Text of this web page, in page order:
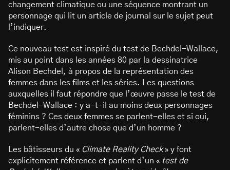
changement climatique ou une séquence montrant un
personnage qui lit un article de journal sur le sujet peut
l’indiquer.
Ce nouveau test est inspiré du test de Bechdel-Wallace,
mis au point dans les années 80 par la dessinatrice
Alison Bechdel, à propos de la représentation des
femmes dans les films et les séries. Les questions
auxquelles il faut répondre que l’œuvre passe le test de
Bechdel-Wallace : y a-t-il au moins deux personnages
féminins ? Ces deux femmes se parlent-elles et si oui,
parlent-elles d’autre chose que d’un homme ?
Les bâtisseurs du « Climate Reality Check» y font
explicitement référence et parlent d’un « test de